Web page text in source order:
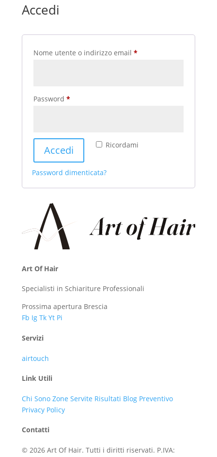
Accedi
Nome utente o indirizzo email *Richiesto
Password *Richiesto
Ricordami
Accedi
Password dimenticata?
Art Of Hair
Specialisti in Schiariture Professionali
Prossima apertura Brescia
Fb Ig Tk Yt Pi
Servizi
airtouch
Link Utili
Chi Sono Zone Servite Risultati Blog Preventivo
Privacy Policy
Contatti
© 2026 Art Of Hair. Tutti i diritti riservati. P.IVA: